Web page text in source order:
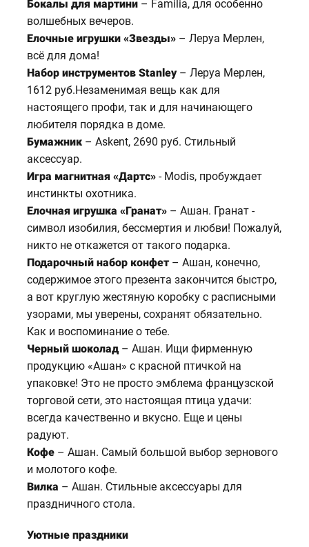
Бокалы для мартини– Familia, для особенно
волшебных вечеров.
Елочные игрушки «Звезды»– Леруа Мерлен,
всё для дома!
Набор инструментов Stanley– Леруа Мерлен,
1612 руб.Незаменимая вещь как для
настоящего профи, так и для начинающего
любителя порядка в доме.
Бумажник– Askent, 2690 руб. Стильный
аксессуар.
Игра магнитная «Дартс»- Modis, пробуждает
инстинкты охотника.
Елочная игрушка «Гранат»– Ашан. Гранат -
символ изобилия, бессмертия и любви! Пожалуй,
никто не откажется от такого подарка.
Подарочный набор конфет – Ашан, конечно,
содержимое этого презента закончится быстро,
а вот круглую жестяную коробку с расписными
узорами, мы уверены, сохранят обязательно.
Как и воспоминание о тебе.
Черный шоколад – Ашан. Ищи фирменную
продукцию «Ашан» с красной птичкой на
упаковке! Это не просто эмблема французской
торговой сети, это настоящая птица удачи:
всегда качественно и вкусно. Еще и цены
радуют.
Кофе– Ашан. Самый большой выбор зернового
и молотого кофе.
Вилка – Ашан. Стильные аксессуары для
праздничного стола.
Уютные праздники